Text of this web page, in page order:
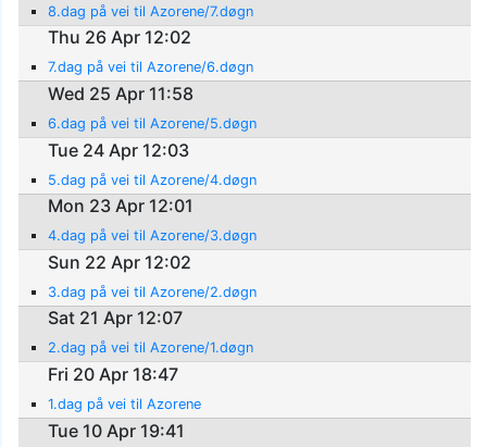
8.dag på vei til Azorene/7.døgn
Thu 26 Apr 12:02
7.dag på vei til Azorene/6.døgn
Wed 25 Apr 11:58
6.dag på vei til Azorene/5.døgn
Tue 24 Apr 12:03
5.dag på vei til Azorene/4.døgn
Mon 23 Apr 12:01
4.dag på vei til Azorene/3.døgn
Sun 22 Apr 12:02
3.dag på vei til Azorene/2.døgn
Sat 21 Apr 12:07
2.dag på vei til Azorene/1.døgn
Fri 20 Apr 18:47
1.dag på vei til Azorene
Tue 10 Apr 19:41